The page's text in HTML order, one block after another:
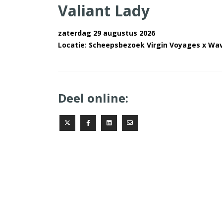
Valiant Lady
zaterdag 29 augustus 2026
Locatie: Scheepsbezoek Virgin Voyages x
Deel online: